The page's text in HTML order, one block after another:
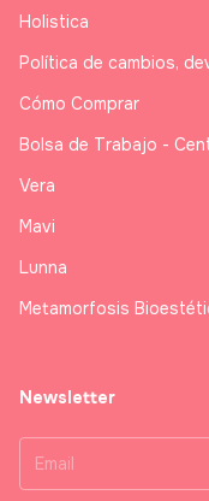
Holistica
Política de cambios,
Cómo Comprar
Bolsa de Trabajo -
Vera
Mavi
Lunna
Metamorfosis
Newsletter